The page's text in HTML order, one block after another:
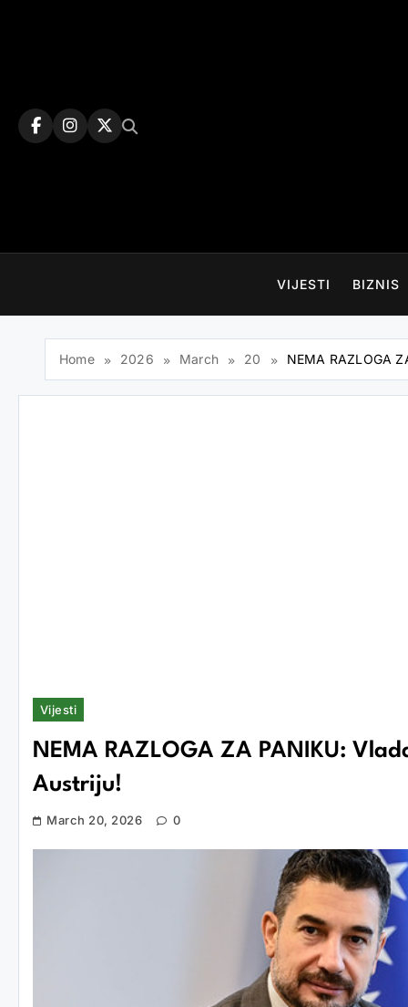
VIJESTI BIZNIS
Home 2026 March 20 NEMA RAZLOGA
Vijesti
NEMA RAZLOGA ZA PANIKU:
Austriju!
March 20, 2026 0